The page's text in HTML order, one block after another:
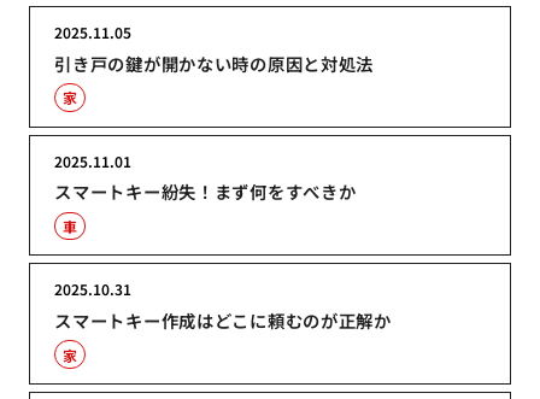
引き戸の鍵が開かない時の原因と対処法
2025.11.05
家
スマートキー紛失！まず何をすべきか
2025.11.01
車
スマートキー作成はどこに頼むのが正解か
2025.10.31
家